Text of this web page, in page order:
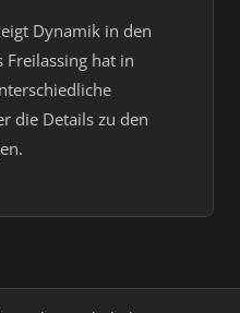
Dynamik in den
Freilassing hat in
die Details zu den